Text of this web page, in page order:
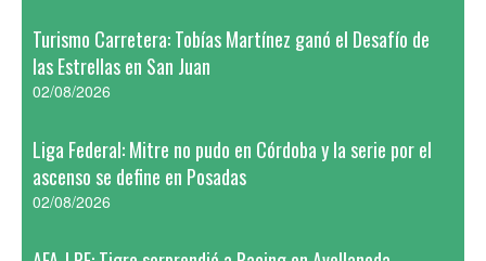
Turismo Carretera: Tobías Martínez ganó el Desafío de
las Estrellas en San Juan
02/08/2026
Liga Federal: Mitre no pudo en Córdoba y la serie por el
ascenso se define en Posadas
02/08/2026